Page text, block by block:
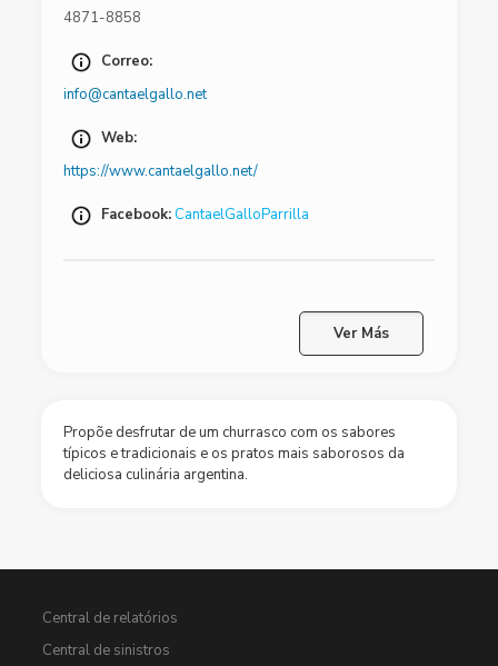
4871-8858
Correo:
info@cantaelgallo.net
Web:
https://www.cantaelgallo.net/
Facebook: CantaelGalloParrilla
Ver Más
Propõe desfrutar de um churrasco com os sabores
típicos e tradicionais e os pratos mais saborosos da
deliciosa culinária argentina.
Central de relatórios
Central de sinistros